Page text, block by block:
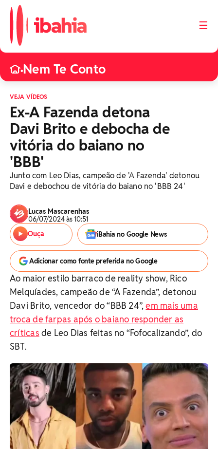
☰
•Nem Te Conto
VEJA VÍDEOS
Ex-A Fazenda detona
Davi Brito e debocha de
vitória do baiano no
'BBB'
Junto com Leo Dias, campeão de 'A Fazenda' detonou
Davi e debochou de vitória do baiano no 'BBB 24'
Lucas Mascarenhas
06/07/2024 às 10:51
Ouça
iBahia no Google News
Adicionar como fonte preferida no Google
Ao maior estilo barraco de reality show, Rico
Melquíades, campeão de “A Fazenda”, detonou
Davi Brito, vencedor do “BBB 24”,em mais uma
troca de farpas após o baiano responder as
críticas de Leo Dias feitas no “Fofocalizando”, do
SBT.